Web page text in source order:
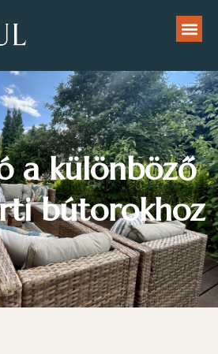
a különböző
bútorokhoz